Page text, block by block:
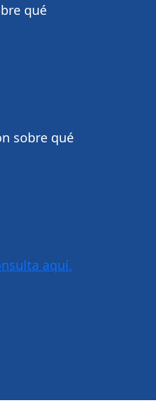
qué
sobre qué
aquí.